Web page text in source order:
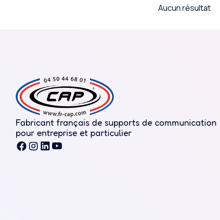
Aucun résultat
Fabricant français de supports de communication
pour entreprise et particulier